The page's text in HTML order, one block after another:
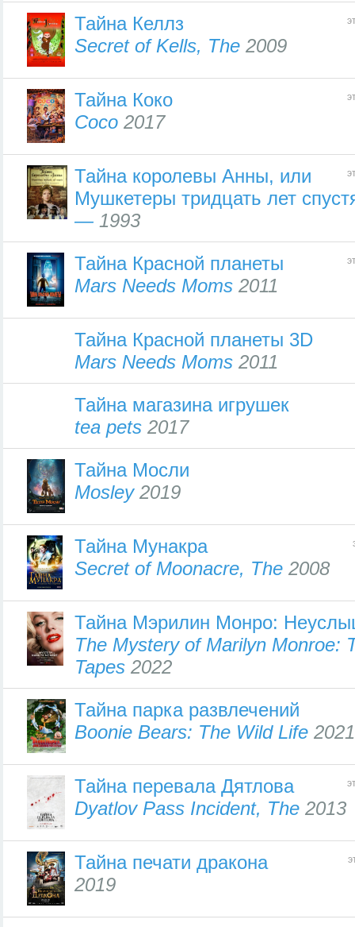
Тайна Келлз
Secret of Kells, The 2009
Тайна Коко
Coco 2017
Тайна королевы Анны, или
Мушкетеры тридцать лет
— 1993
Тайна Красной планеты
Mars Needs Moms 2011
Тайна Красной планеты 3D
Mars Needs Moms 2011
Тайна магазина игрушек
tea pets 2017
Тайна Мосли
Mosley2019
Тайна Мунакра
Secret of Moonacre, The 2008
Тайна Мэрилин Монро:
The Mystery of Marilyn Monroe:
Tapes 2022
Тайна парка развлечений
Boonie Bears: The Wild Life 2021
Тайна перевала Дятлова
Dyatlov Pass Incident, The 2013
Тайна печати дракона
2019